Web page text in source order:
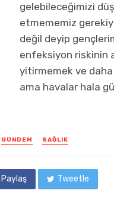
gelebileceğimizi
etmememiz
değil deyip
enfeksiyon riskinin
yitirmemek ve
ama havalar hala
Posted
in
GÜNDEM SAĞLIK
Paylaş Tweetle